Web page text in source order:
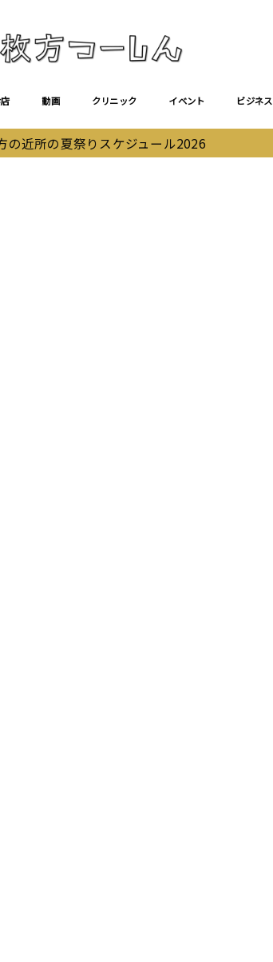
動画 クリニック イベント ビジネス
の近所の夏祭りスケジュール2026